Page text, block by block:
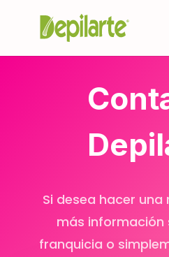
Si desea hacer
más información
franquicia o